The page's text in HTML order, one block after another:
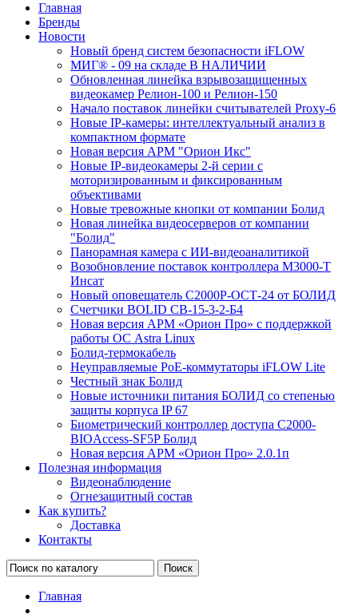
Главная
Бренды
Новости
Новый бренд систем безопасности iFLOW
МИГ® - 09 на складе В НАЛИЧИИ
Обновленная линейка взрывозащищенных
видеокамер Релион-100 и Релион-150
Начало поставок линейки считывателей Proxy-6
Новые IP-камеры: интеллектуальный анализ в
компактном формате
Новая версия АРМ "Орион Икс"
Новые IP-видеокамеры 2-й серии с
моторизированным и фиксированным
объективами
Новые тревожные кнопки от компании Болид
Новая линейка видеосерверов от компании
"Болид"
Панорамная камера с ИИ-видеоаналитикой
Возобновление поставок контроллера М3000-Т
Инсат
Новый оповещатель С2000Р-ОСТ-24 от БОЛИД
Счетчики BOLID СВ-15-3-2-Б4
Новая версия АРМ «Орион Про» с поддержкой
работы ОС Astra Linux
Болид-термокабель
Неуправляемые PoE-коммутаторы iFLOW Lite
Честный знак Болид
Новые источники питания БОЛИД со степенью
защиты корпуса IP 67
Биометрический контроллер доступа С2000-
BIOAccess-SF5P Болид
Новая версия АРМ «Орион Про» 2.0.1п
Полезная информация
Видеонаблюдение
Огнезащитный состав
Как купить?
Доставка
Контакты
Поиск
Главная